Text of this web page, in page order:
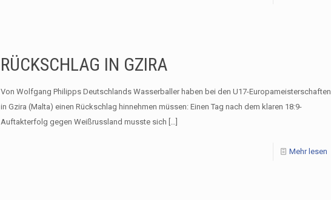
RÜCKSCHLAG IN GZIRA
Von Wolfgang Philipps Deutschlands Wasserballer haben bei den U17-Europameisterschaften
in Gzira (Malta) einen Rückschlag hinnehmen müssen: Einen Tag nach dem klaren 18:9-
Auftakterfolg gegen Weißrussland musste sich
Mehr lesen